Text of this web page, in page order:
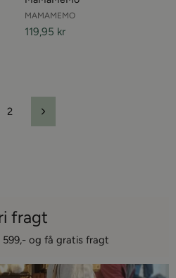
MAMAMEMO
119,95 kr
2 Næste
fragt
599,- og få gratis fragt